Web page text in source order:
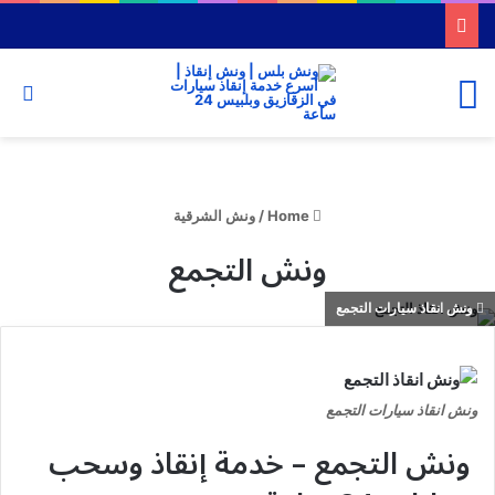
/ ونش الشرقية
ونش التجمع
ونش انقاذ سيارات التجمع
ونش انقاذ سيارات التجمع
ونش التجمع – خدمة إنقاذ وسحب